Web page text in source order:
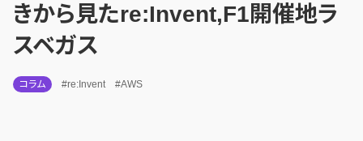
きから見たre:Invent,F1開催地ラ
スベガス
コラム #re:Invent #AWS